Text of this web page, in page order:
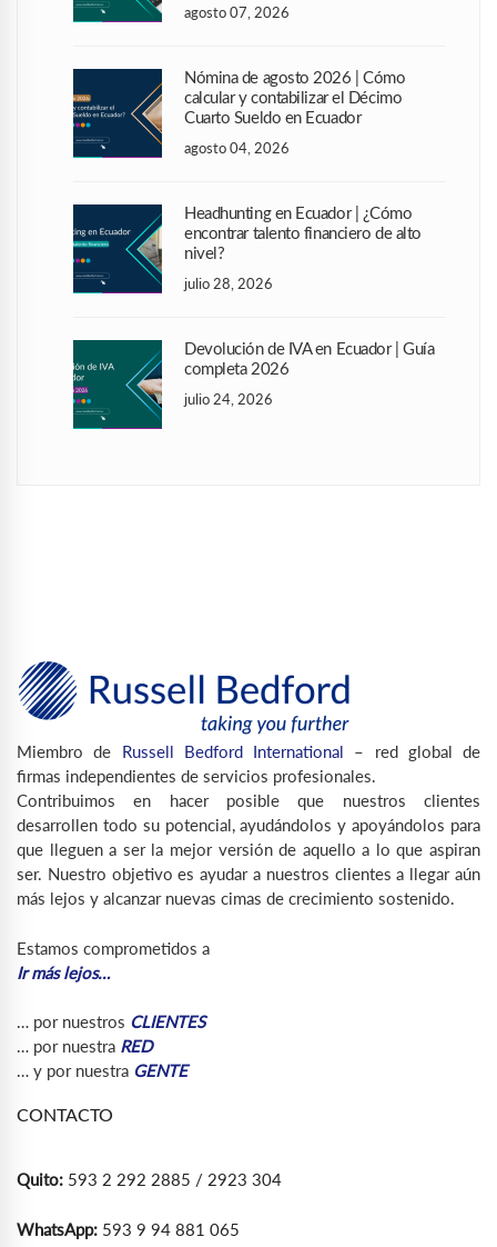
agosto 07, 2026
Nómina de agosto 2026 | Cómo
calcular y contabilizar el Décimo
Cuarto Sueldo en Ecuador
agosto 04, 2026
Headhunting en Ecuador | ¿Cómo
encontrar talento financiero de alto
nivel?
julio 28, 2026
Devolución de IVA en Ecuador | Guía
completa 2026
julio 24, 2026
Miembro de Russell Bedford International – red global de
firmas independientes de servicios profesionales.
Contribuimos en hacer posible que nuestros clientes
desarrollen todo su potencial, ayudándolos y apoyándolos para
que lleguen a ser la mejor versión de aquello a lo que aspiran
ser. Nuestro objetivo es ayudar a nuestros clientes a llegar aún
más lejos y alcanzar nuevas cimas de crecimiento sostenido.
Estamos comprometidos a
Ir más lejos…
… por nuestros CLIENTES
… por nuestra RED
… y por nuestra GENTE
CONTACTO
Quito: 593 2 292 2885 / 2923 304
WhatsApp: 593 9 94 881 065